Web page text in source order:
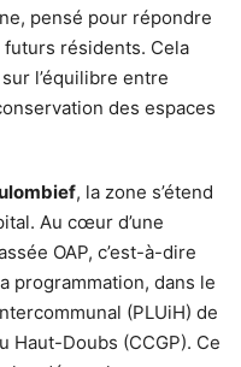
pensé pour répondre
résidents. Cela
l’équilibre entre
des espaces
, la zone s’étend
Au cœur d’une
OAP, c’est-à-dire
programmation, dans le
(PLUiH) de
Haut-Doubs (CCGP). Ce